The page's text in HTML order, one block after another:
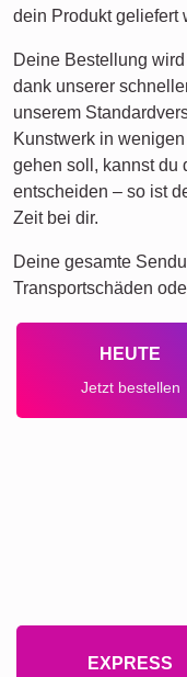
dein Produkt geliefert
Deine Bestellung
dank unserer
unserem
Kunstwerk in
gehen soll, kannst du
entscheiden – so ist
Zeit bei dir.
Deine gesamte
Transportschäden
HEUTE
Jetzt bestellen
EXPRESS